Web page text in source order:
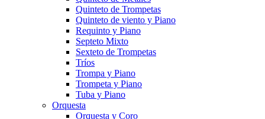
Quinteto de Trompetas
Quinteto de viento y Piano
Requinto y Piano
Septeto Mixto
Sexteto de Trompetas
Tríos
Trompa y Piano
Trompeta y Piano
Tuba y Piano
Orquesta
Orquesta y Coro